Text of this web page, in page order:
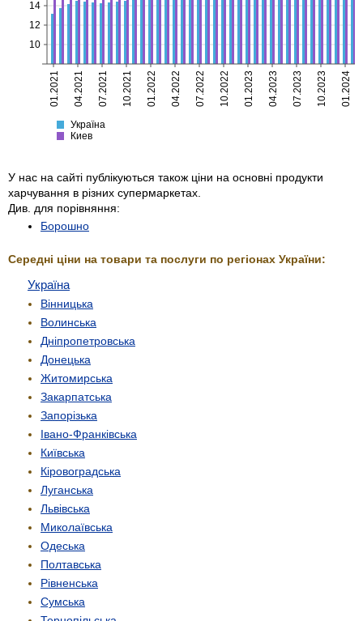
Україна
Киев
01.2021 04.2021 07.2021 10.2021 01.2022 04.2022 07.2022 10.2022 01.2023 04.2023 07.2023 10.2023 01.2024
10
12
14
Україна
Киев
У нас на сайті публікуються також ціни на основні продукти
харчування в різних супермаркетах.
Див. для порівняння:
Борошно
Середні ціни на товари та послуги по регіонах України:
Україна
Вінницька
Волинська
Дніпропетровська
Донецька
Житомирська
Закарпатська
Запорізька
Івано-Франківська
Київська
Кіровоградська
Луганська
Львівська
Миколаївська
Одеська
Полтавська
Рівненська
Сумська